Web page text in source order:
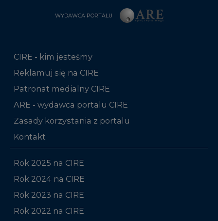
WYDAWCA PORTALU
CIRE - kim jesteśmy
Reklamuj się na CIRE
Patronat medialny CIRE
ARE - wydawca portalu CIRE
Zasady korzystania z portalu
Kontakt
Rok 2025 na CIRE
Rok 2024 na CIRE
Rok 2023 na CIRE
Rok 2022 na CIRE